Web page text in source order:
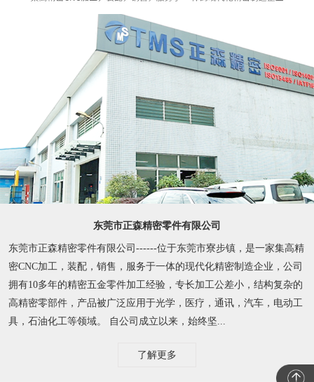
东莞市正森精密零件有限公司
东莞市正森精密零件有限公司------位于东莞市寮步镇，是一家集高精
密CNC加工，装配，销售，服务于一体的现代化精密制造企业，公司
拥有10多年的精密五金零件加工经验，专长加工公差小，结构复杂的
高精密零部件，产品被广泛应用于光学，医疗，通讯，汽车，电动工
具，石油化工等领域。 自公司成立以来，始终坚...
了解更多